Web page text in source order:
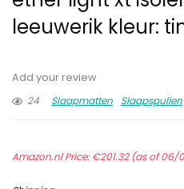
leeuwerik kleur:
Add your review
24
Slaapmatten Slaapspullen
Amazon.nl Price:€201.32(as of 06/